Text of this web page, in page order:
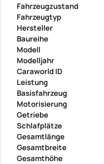
Fahrzeugzustand
Fahrzeugtyp
Hersteller
Baureihe
Modell
Modelljahr
Caraworld ID
Leistung
Basisfahrzeug
Motorisierung
Getriebe
Schlafplätze
Gesamtlänge
Gesamtbreite
Gesamthöhe